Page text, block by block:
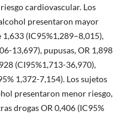
cardiovascular. Los
presentaron mayor
(IC95%1,289–8,015),
13,697), pupusas, OR 1,898
(CI95%1,713-36,970),
1,372-7,154). Los sujetos
presentaron menor riesgo,
drogas OR 0,406 (IC95%